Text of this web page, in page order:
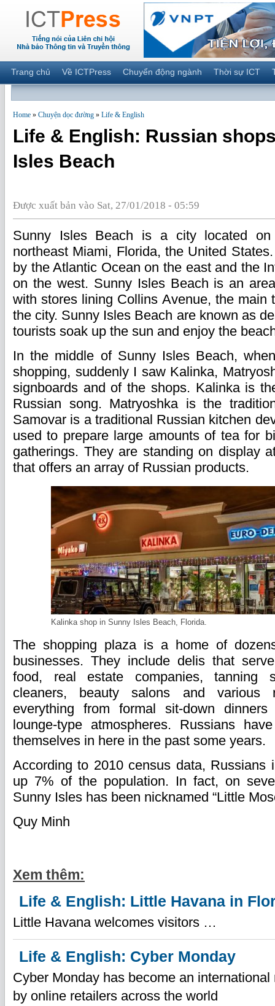
Trang chủ Về ICTPress Chuyển động ngành Thời sự ICT
Home » Chuyện dọc đường » Life & English
Life & English: Russian
Isles Beach
Được xuất bản vào Sat, 27/01/2018 - 05:59
Sunny Isles Beach is a city located
northeast Miami, Florida, the United
by the Atlantic Ocean on the east and the
on the west. Sunny Isles Beach is an
with stores lining Collins Avenue, the main
the city. Sunny Isles Beach are known as
tourists soak up the sun and enjoy the
In the middle of Sunny Isles Beach,
shopping, suddenly I saw Kalinka,
signboards and of the shops. Kalinka is
Russian song. Matryoshka is the
Samovar is a traditional Russian kitchen
used to prepare large amounts of tea for
gatherings. They are standing on display
that offers an array of Russian products.
Kalinka shop in Sunny Isles Beach, Florida.
The shopping plaza is a home of
businesses. They include delis that
food, real estate companies, tanning
cleaners, beauty salons and various
everything from formal sit-down
lounge-type atmospheres. Russians
themselves in here in the past some years.
According to 2010 census data, Russians
up 7% of the population. In fact, on
Sunny Isles has been nicknamed “Little
Quy Minh
Xem thêm:
Life & English: Little Havana in
Little Havana welcomes visitors …
Life & English: Cyber Monday
Cyber Monday has become an
by online retailers across the world